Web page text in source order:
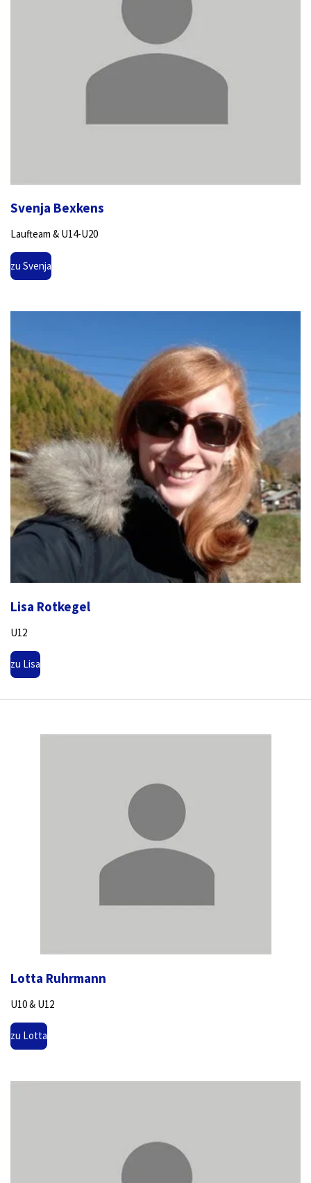
Svenja Bexkens
Laufteam & U14-U20
zu Svenja
Lisa Rotkegel
U12
zu Lisa
Lotta Ruhrmann
U10 & U12
zu Lotta